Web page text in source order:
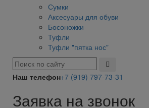
Сумки
Аксесуары для обуви
Босоножки
Туфли
Туфли "пятка нос"
Наш телефон+7 (919) 797-73-31
Заявка на звонок